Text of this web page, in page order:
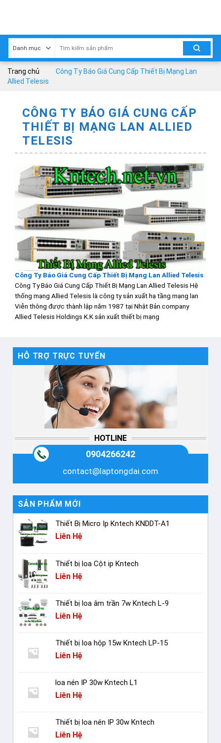
Trang chủ
Công Ty Báo Giá Cung Cấp Thiết Bị Mạng Lan
Allied Telesis
HỖ TRỢ TRỰC TUYẾN
HOTLINE
0904266242
contact@laptongdai.com
SẢN PHẨM MỚI
Thiết Bị Micro Ip Kntech KNDDT-A1
Liên Hệ
Thiết bị loa Cột ip Kntech
Liên Hệ
Thiết bị loa âm trần 7w Kntech L-9
Liên Hệ
Thiết bị loa hộp 15w Kntech LP-15
Liên Hệ
loa nén IP 30w Kntech L1
Liên Hệ
Thiết bị loa nén IP 30w Kntech
Liên Hệ
CÔNG TY BÁO GIÁ CUNG CẤP
THIẾT BỊ MẠNG LAN ALLIED
TELESIS
Công Ty Báo Giá Cung Cấp Thiết Bị Mạng Lan Allied Telesis
Công Ty Báo Giá Cung Cấp Thiết Bị Mạng Lan Allied Telesis Hệ
thống mạng Allied Telesis là công ty sản xuất hạ tầng mạng lan
Viễn thông được thành lập năm 1987 tại Nhật Bản.company
Allied Telesis Holdings K.K sản xuất thiết bị mạng